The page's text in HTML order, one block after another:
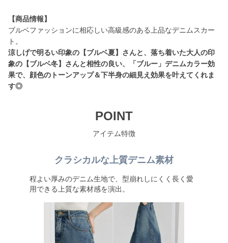
【商品情報】
ブルベファッションに相応しい高級感のある上品なデニムスカー
涼しげで明るい印象の【ブルベ夏】さんと、落ち着いた大人の印
象の【ブルベ冬】さんと相性の良い、「ブルー」デニムカラー効
果で、顔色のトーンアップ＆下半身の細見え効果を叶えてくれま
す◎
POINT
アイテム特徴
クラシカルな上質デニム素材
程よい厚みのデニム生地で、型崩れしにくく長く愛
用できる上質な素材感を演出。